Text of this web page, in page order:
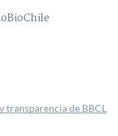
transparencia de BBCL